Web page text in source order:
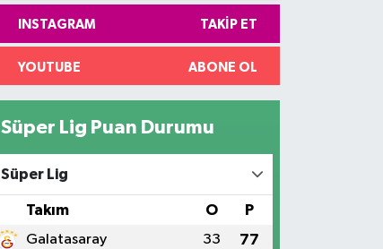
INSTAGRAM TAKIP ET
YOUTUBE ABONE OL
Süper Lig Puan Durumu
Süper Lig
Takım O P
Galatasaray 33 77